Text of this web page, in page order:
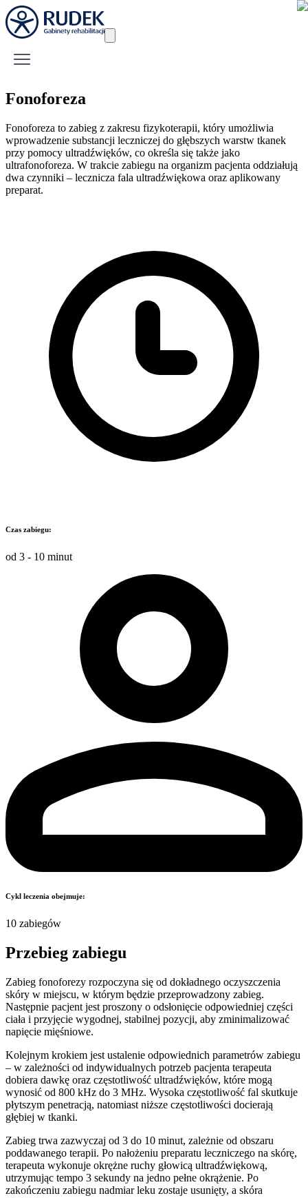
Fonoforeza
Fonoforeza to zabieg z zakresu fizykoterapii, który umożliwia
wprowadzenie substancji leczniczej do głębszych warstw tkanek
przy pomocy ultradźwięków, co określa się także jako
ultrafonoforeza. W trakcie zabiegu na organizm pacjenta oddziałują
dwa czynniki – lecznicza fala ultradźwiękowa oraz aplikowany
preparat.
Czas zabiegu:
od 3 - 10 minut
Cykl leczenia obejmuje:
10 zabiegów
Przebieg zabiegu
Zabieg fonoforezy rozpoczyna się od dokładnego oczyszczenia
skóry w miejscu, w którym będzie przeprowadzony zabieg.
Następnie pacjent jest proszony o odsłonięcie odpowiedniej części
ciała i przyjęcie wygodnej, stabilnej pozycji, aby zminimalizować
napięcie mięśniowe.
Kolejnym krokiem jest ustalenie odpowiednich parametrów zabiegu
– w zależności od indywidualnych potrzeb pacjenta terapeuta
dobiera dawkę oraz częstotliwość ultradźwięków, które mogą
wynosić od 800 kHz do 3 MHz. Wysoka częstotliwość fal skutkuje
płytszym penetracją, natomiast niższe częstotliwości docierają
głębiej w tkanki.
Zabieg trwa zazwyczaj od 3 do 10 minut, zależnie od obszaru
poddawanego terapii. Po nałożeniu preparatu leczniczego na skórę,
terapeuta wykonuje okrężne ruchy głowicą ultradźwiękową,
utrzymując tempo 3 sekundy na jedno pełne okrążenie. Po
zakończeniu zabiegu nadmiar leku zostaje usunięty, a skóra